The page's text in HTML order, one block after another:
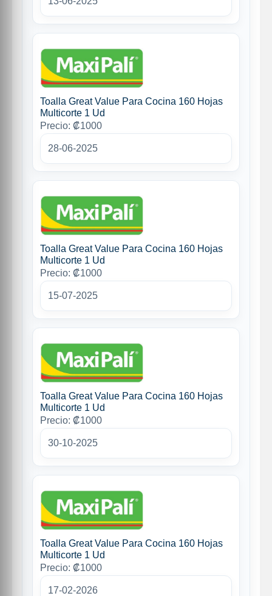
Toalla Great Value Para Cocina 160 Hojas
Multicorte 1 Ud
Precio: ₡1000
28-06-2025
Toalla Great Value Para Cocina 160 Hojas
Multicorte 1 Ud
Precio: ₡1000
15-07-2025
Toalla Great Value Para Cocina 160 Hojas
Multicorte 1 Ud
Precio: ₡1000
30-10-2025
Toalla Great Value Para Cocina 160 Hojas
Multicorte 1 Ud
Precio: ₡1000
17-02-2026